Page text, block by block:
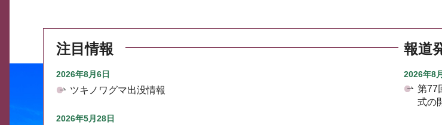
注目情報
2026年8月6日
ツキノワグマ出没情報
2026年5月28日
報道
2026年8
第77
式の